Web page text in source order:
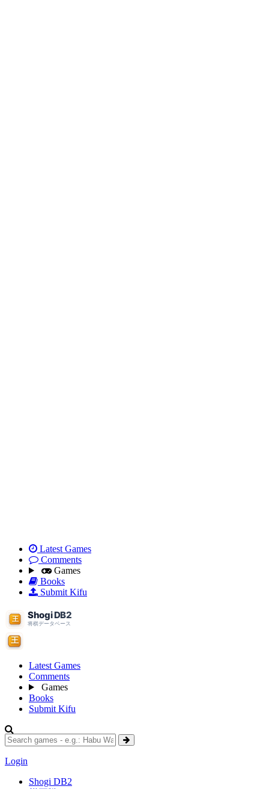
Latest Games
Comments
Games
Books
Submit Kifu
Latest Games
Comments
Games
Books
Submit Kifu
Login
Shogi DB2